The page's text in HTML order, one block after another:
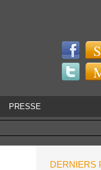
PRESSE
DERNIERS